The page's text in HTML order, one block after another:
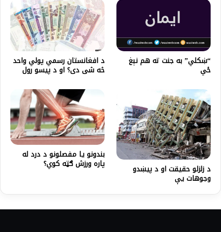
“ښکلي” به جنت ته هم نېغ
ځي
د افغانستان رسمي پولي واحد
څه شی دی؟ او د پیسو رول
د زلزلو حقیقت او د پيښدو
وجوهات یې
بندونو یا مفصلونو د درد له
پاره ورزش ګټه کوي؟